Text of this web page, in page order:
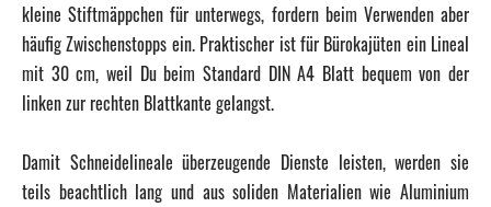
kleine Stiftmäppchen für unterwegs, fordern beim Verwenden aber
häufig Zwischenstopps ein. Praktischer ist für Bürokajüten ein Lineal
mit 30 cm, weil Du beim Standard DIN A4 Blatt bequem von der
linken zur rechten Blattkante gelangst.
Damit Schneidelineale überzeugende Dienste leisten, werden sie
teils beachtlich lang und aus soliden Materialien wie Aluminium